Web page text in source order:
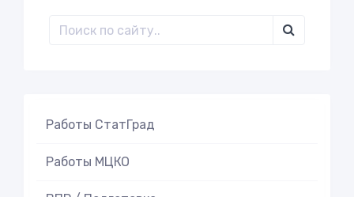
Работы СтатГрад
Работы МЦКО